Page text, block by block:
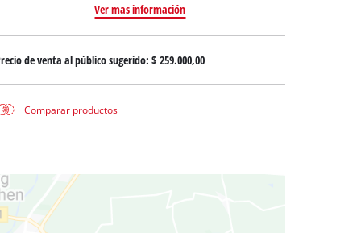
Ver mas información
de venta al público sugerido: $ 259.000,00
Comparar productos